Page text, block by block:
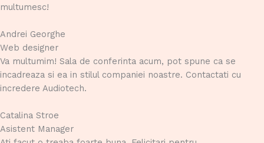
multumesc!
Andrei Georghe
Web designer
Va multumim! Sala de conferinta acum, pot spune ca se
incadreaza si ea in stilul companiei noastre. Contactati cu
incredere Audiotech.
Catalina Stroe
Asistent Manager